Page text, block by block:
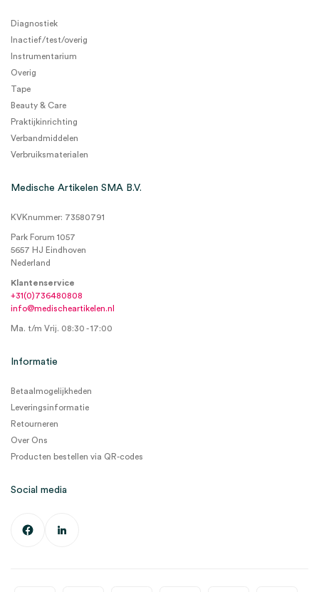
Diagnostiek
Inactief/test/overig
Instrumentarium
Overig
Tape
Beauty & Care
Praktijkinrichting
Verbandmiddelen
Verbruiksmaterialen
Medische Artikelen SMA B.V.
KVKnummer: 73580791
Park Forum 1057
5657 HJ Eindhoven
Nederland
Klantenservice
+31(0)736480808
info@medischeartikelen.nl
Ma. t/m Vrij. 08:30 - 17:00
Informatie
Betaalmogelijkheden
Leveringsinformatie
Retourneren
Over Ons
Producten bestellen via QR-codes
Social media